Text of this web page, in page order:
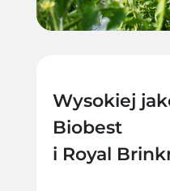
Wysokiej
Biobest
i Royal